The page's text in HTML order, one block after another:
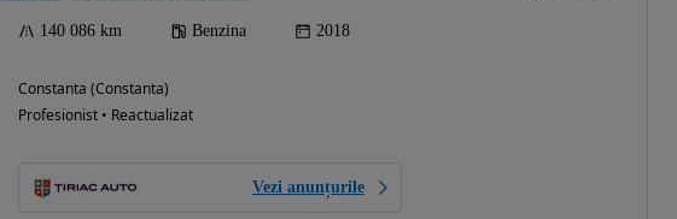
140 086 km Benzina 2018
Constanta (Constanta)
Profesionist • Reactualizat
Vezi anunțurile